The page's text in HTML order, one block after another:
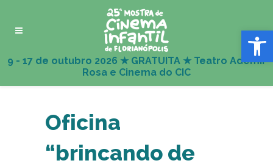
Abrir
Oficina
“brincando de